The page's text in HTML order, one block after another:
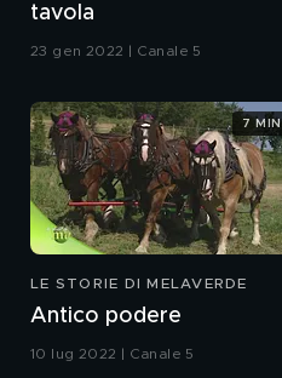
tavola
23 gen 2022 | Canale 5
LE STORIE DI MELAVERDE
Antico podere
10 lug 2022 | Canale 5
7 MIN